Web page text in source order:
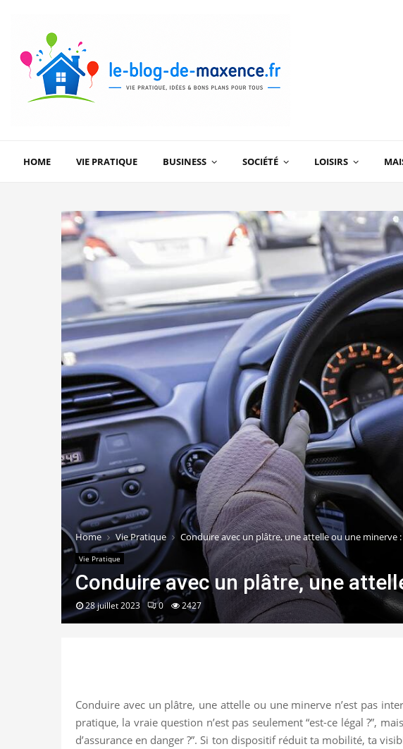
HOME VIE PRATIQUE BUSINESS SOCIÉTÉ LOISIRS
Home Vie Pratique Conduire avec un plâtre, une attelle ou une minerve
Vie Pratique
Conduire avec un plâtre, une
28 juillet 2023 0 2427
Conduire avec un plâtre, une attelle ou une minerve n’est pas
pratique, la vraie question n’est pas seulement “est-ce légal ?”,
d’assurance en danger ?”. Si ton dispositif réduit ta mobilité, ta